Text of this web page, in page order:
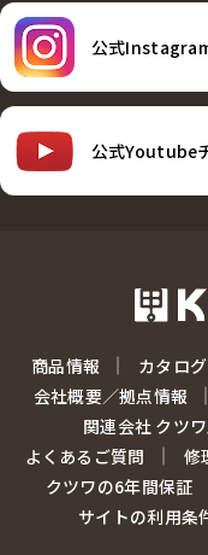
公式
公式Youtube
商品情報 カタログ
会社概要／拠点情報
関連会社 クツ
よくあるご質問
修
クツワの6年間保証
サイトの利用条